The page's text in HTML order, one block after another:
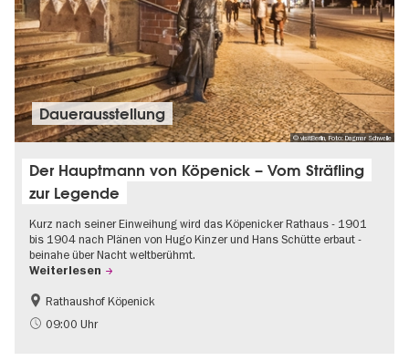
© visitBerlin, Foto: Dagmar Schwelle
Dauer­aus­stel­lung
Der Hauptmann von Köpenick – Vom Sträfling
zur Legende
Kurz nach seiner Einweihung wird das Köpenicker Rathaus - 1901
bis 1904 nach Plänen von Hugo Kinzer und Hans Schütte erbaut -
beinahe über Nacht weltberühmt.
Weiterlesen
Geschichte
Going local Berlin
Rathaushof Köpenick
09:00 Uhr